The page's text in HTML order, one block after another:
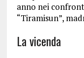
anno nei
“Tiramisun”,
La vicenda